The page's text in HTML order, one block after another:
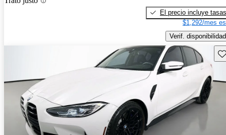
El precio incluye tasas
$1,292/mes
Verif. disponibilidad